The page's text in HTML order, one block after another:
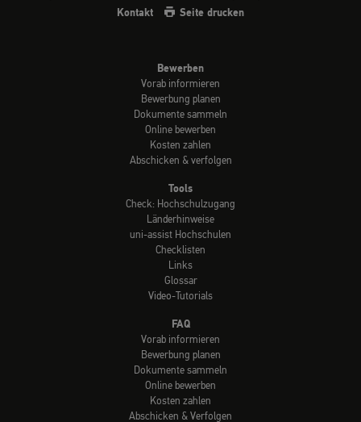
Kontakt
Seite drucken
Bewerben
Vorab informieren
Bewerbung planen
Dokumente sammeln
Online bewerben
Kosten zahlen
Abschicken & verfolgen
Tools
Check: Hochschulzugang
Länderhinweise
uni-assist Hochschulen
Checklisten
Links
Glossar
Video-Tutorials
FAQ
Vorab informieren
Bewerbung planen
Dokumente sammeln
Online bewerben
Kosten zahlen
Abschicken & Verfolgen